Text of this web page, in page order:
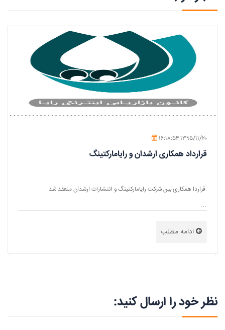
۱۶:۱۸:۵۴ ۱۳۹۵/۱۱/۲۰
قرارداد همکاری ارشدان و رایامارکتینگ
قراردا همکاری بین شرکت رایامارکتینگ و انتشارات ارشدان منعقد شد.
...
نظر خود را ارسال کنید: